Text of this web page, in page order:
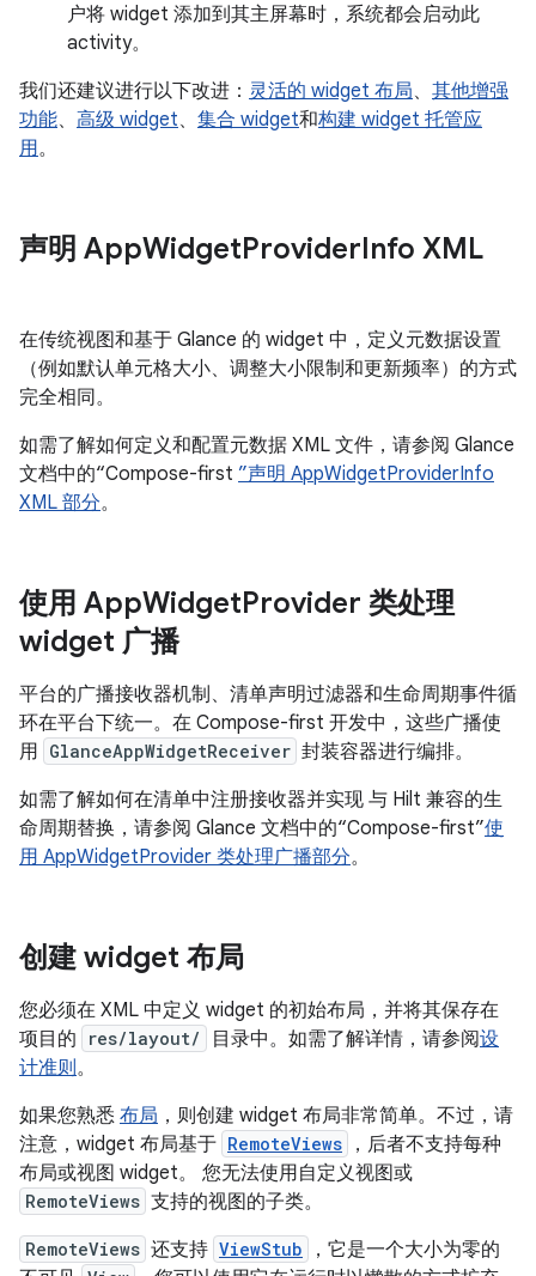
户将 widget 添加到其主屏幕时，系统都会启动此
activity。
我们还建议进行以下改进： 灵活的 widget 布局、 其他增强
功能、 高级 widget、 集合 widget和构建 widget 托管应
用。
声明 AppWidgetProviderInfo XML
在传统视图和基于 Glance 的 widget 中，定义元数据设置
（例如默认单元格大小、调整大小限制和更新频率）的方式
完全相同。
如需了解如何定义和配置元数据 XML 文件，请参阅 Glance
文档中的“Compose-first ”声明 AppWidgetProviderInfo
XML 部分。
使用 AppWidgetProvider 类处理
widget 广播
平台的广播接收器机制、清单声明过滤器和生命周期事件循
环在平台下统一。在 Compose-first 开发中，这些广播使
用 GlanceAppWidgetReceiver 封装容器进行编排。
如需了解如何在清单中注册接收器并实现 与 Hilt 兼容的生
命周期替换，请参阅 Glance 文档中的“Compose-first”使
用 AppWidgetProvider 类处理广播部分。
创建 widget 布局
您必须在 XML 中定义 widget 的初始布局，并将其保存在
项目的
res/layout/ 目录中。如需了解详情，请参阅设
计准则。
如果您熟悉 布局 ，则创建 widget 布局非常简单。不过，请
注意，widget 布局基于 RemoteViews
，后者不支持每种
布局或视图 widget。 您无法使用自定义视图或
RemoteViews 支持的视图的子类。
RemoteViews 还支持 ViewStub
，它是一个大小为零的